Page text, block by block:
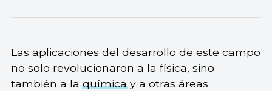
Las aplicaciones del desarrollo de este campo
no solo revolucionaron a la física, sino
también a laquímicay a otras áreas